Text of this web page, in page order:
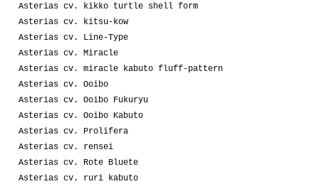
Asterias cv. kikko turtle shell form
Asterias cv. kitsu-kow
Asterias cv. Line-Type
Asterias cv. Miracle
Asterias cv. miracle kabuto fluff-pattern
Asterias cv. Ooibo
Asterias cv. Ooibo Fukuryu
Asterias cv. Ooibo Kabuto
Asterias cv. Prolifera
Asterias cv. rensei
Asterias cv. Rote Bluete
Asterias cv. ruri kabuto